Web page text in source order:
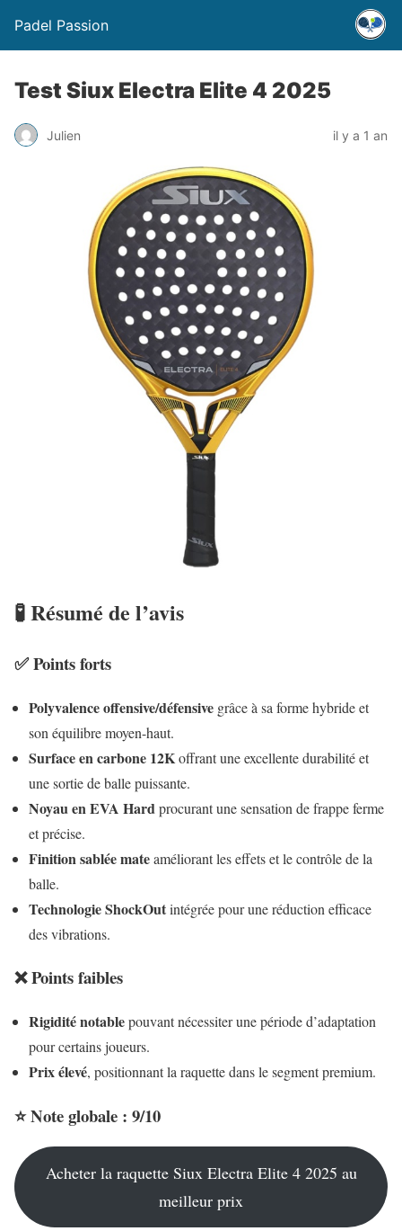
Padel Passion
Test Siux Electra Elite 4 2025
Julien il y a 1 an
🧪 Résumé de l’avis
✅ Points forts
Polyvalence offensive/défensive grâce à sa forme hybride et
son équilibre moyen-haut.
Surface en carbone 12Koffrant une excellente durabilité et
une sortie de balle puissante.
Noyau en EVA Hard procurant une sensation de frappe ferme
et précise.
Finition sablée mateaméliorant les effets et le contrôle de la
balle.
Technologie ShockOutintégrée pour une réduction efficace
des vibrations.
❌ Points faibles
Rigidité notablepouvant nécessiter une période d’adaptation
pour certains joueurs.
Prix élevé, positionnant la raquette dans le segment premium.
⭐ Note globale : 9/10
Acheter la raquette Siux Electra Elite 4 2025 au
meilleur prix